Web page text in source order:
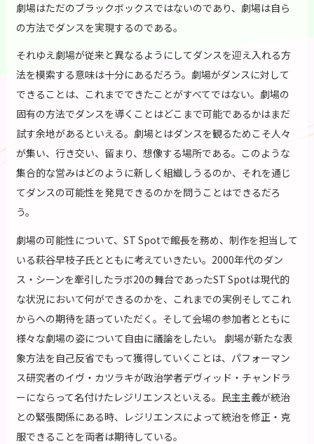
劇場はただのブラックボックスではないのであり、劇場は自ら
の方法でダンスを実現するのである。
それゆえ劇場が従来と異なるようにしてダンスを迎え入れる方
法を模索する意味は十分にあるだろう。劇場がダンスに対して
できることは、これまでできたことがすべてではない。劇場の
固有の方法でダンスを導くことはどこまで可能であるかはまだ
試す余地があるといえる。劇場とはダンスを観るためこそ人々
が集い、行き交い、留まり、想像する場所である。このような
集合的な営みはどのように新しく組織しうるのか、それを通じ
てダンスの可能性を発見できるのかを問うことはできるだろ
う。
劇場の可能性について、ST Spotで館長を務め、制作を担当して
いる萩谷早枝子氏とともに考えていきたい。2000年代のダン
ス・シーンを牽引したラボ20の舞台であったST Spotは現代的
な状況において何ができるのかを、これまでの実例そしてこれ
からへの期待を語っていただく。そして会場の参加者とともに
様々な劇場の姿について自由に議論をしたい。 劇場が新たな表
象方法を自己反省でもって獲得していくことは、パフォーマン
ス研究者のイヴ・カツラキが政治学者デヴィッド・チャンドラ
ーにならって名付けたレジリエンスといえる。民主主義が統治
との緊張関係にある時、レジリエンスによって統治を修正・克
服できることを両者は期待している。